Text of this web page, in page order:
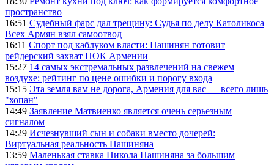
пространство
16:51 Судебный фарс дал трещину: Судья по делу Католикоса
Всех Армян взял самоотвод
16:11 Спорт под каблуком власти: Пашинян готовит
рейдерский захват НОК Армении
15:27 14 самых экстремальных развлечений на свежем
воздухе: рейтинг по цене ошибки и порогу входа
15:15 Эта земля вам не дорога, Армения для вас — всего лишь
"хопан"
14:49 Заявление Матвиенко является очень серьезным
сигналом
14:29 Исчезнувший сын и собаки вместо дочерей:
Виртуальная реальность Пашиняна
13:59 Маленькая ставка Никола Пашиняна за большим